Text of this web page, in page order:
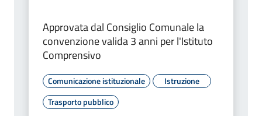
Approvata dal Consiglio Comunale la
convenzione valida 3 anni per l'Istituto
Comprensivo
Comunicazione istituzionale
Istruzione
Trasporto pubblico